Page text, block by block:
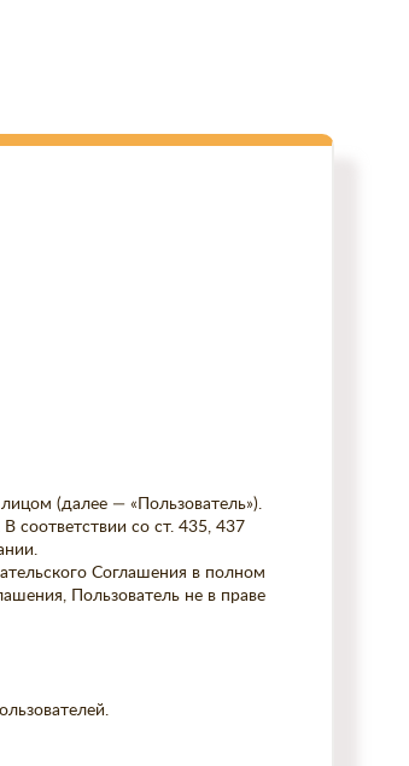
(далее — «Пользователь»).
соответствии со ст. 435, 437
Соглашения в полном
Пользователь не в праве